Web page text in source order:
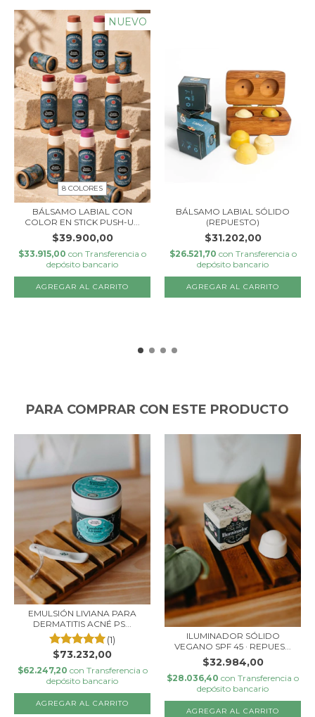
NUEVO
8 COLORES
BÁLSAMO LABIAL CON
COLOR EN STICK PUSH-U...
$39.900,00
$33.915,00 con Transferencia o
depósito bancario
AGREGAR AL CARRITO
BÁLSAMO LABIAL SÓLIDO
(REPUESTO)
$31.202,00
$26.521,70 con Transferencia o
depósito bancario
AGREGAR AL CARRITO
PARA COMPRAR CON ESTE PRODUCTO
EMULSIÓN LIVIANA PARA
DERMATITIS ACNÉ PS...
(1)
$73.232,00
$62.247,20 con Transferencia o
depósito bancario
ILUMINADOR SÓLIDO
VEGANO SPF 45 · REPUES...
$32.984,00
$28.036,40 con Transferencia o
depósito bancario